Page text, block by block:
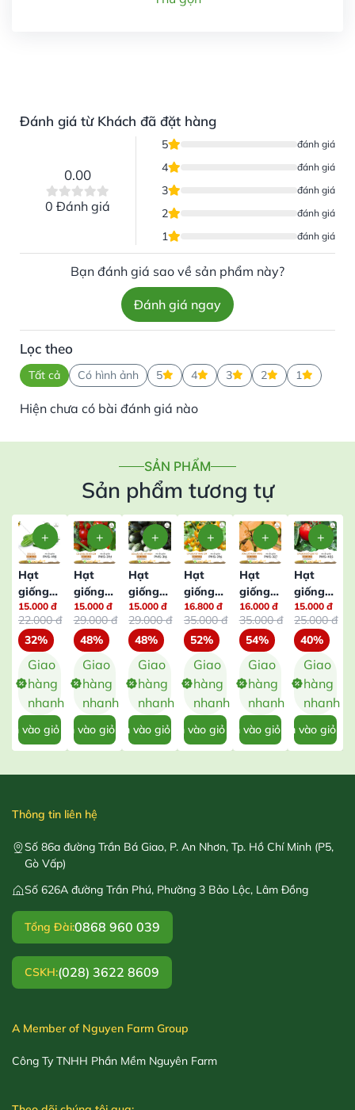
Đánh giá từ Khách đã đặt hàng
0.00
0 Đánh giá
5 đánh giá
4 đánh giá
3 đánh giá
2 đánh giá
1 đánh giá
Bạn đánh giá sao về sản phẩm này?
Đánh giá ngay
Lọc theo
Tất cả Có hình ảnh 5 4 3 2 1
Hiện chưa có bài đánh giá nào
SẢN PHẨM
Sản phẩm tương tự
Hạt
giống
Dưa
Leo –
Gói 25
Hạt
15.000 đ
22.000đ
32%
Giao
hàng
nhanh
vào giỏ hàng
Hạt
giống
Cà
Chua
Bi Đỏ
Lùn –
Gói 20
Hạt
15.000 đ
29.000đ
48%
Giao
hàng
nhanh
Thêm vào giỏ hàng
Hạt
giống
Dưa
Hấu
Hắc Mỹ
Nhân –
Gói 10
Hạt
15.000đ
29.000đ
48%
Giao
hàng
nhanh
Thêm vào giỏ hàng
Hạt
giống
Cà
Chua
Bi
Vàng
Lùn –
Gói 20
Hạt
16.800 đ
35.000đ
52%
Giao
hàng
nhanh
Thêm vào giỏ hàng
Hạt
giống
Dưa
Lưới
Ruột
Vàng –
Gói 20
Hạt
16.000 đ
35.000đ
54%
Giao
hàng
nhanh
Thêm vào giỏ hàng
Hạt
giống
Cà
Chua
Đỏ Quả
To – Gói
50 Hạt
15.000đ
25.000đ
40%
Giao
hàng
nhanh
Thêm vào giỏThêm
Thông tin liên hệ
Số 86a đường Trần Bá Giao, P. An Nhơn, Tp. Hồ Chí Minh (P5,
Gò Vấp)
Số 626A đường Trần Phú, Phường 3 Bảo Lộc, Lâm Đồng
Tổng Đài:0868 960 039
CSKH:(028) 3622 8609
A Member of Nguyen Farm Group
Công Ty TNHH Phần Mềm Nguyên Farm